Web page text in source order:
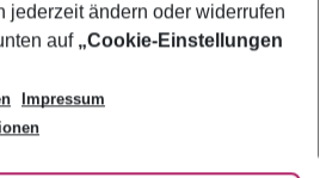
jederzeit ändern oder widerrufen
auf „Cookie-Einstellungen
Impressum